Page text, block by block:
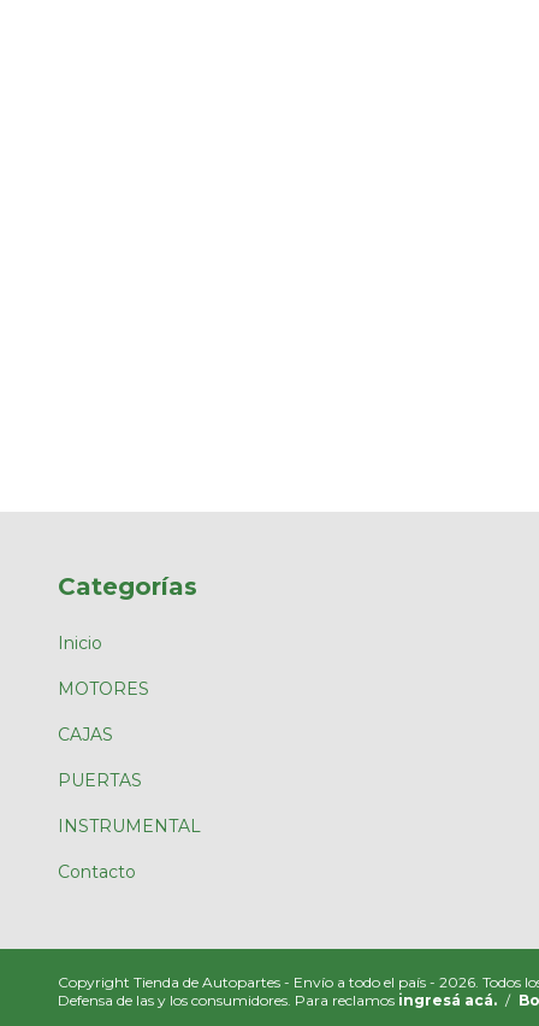
Categorías
Inicio
MOTORES
CAJAS
PUERTAS
INSTRUMENTAL
Contacto
Copyright Tienda de Autopartes - Envío a todo el país - 2026. Todos
Defensa de las y los consumidores. Para reclamos ingresá acá. /